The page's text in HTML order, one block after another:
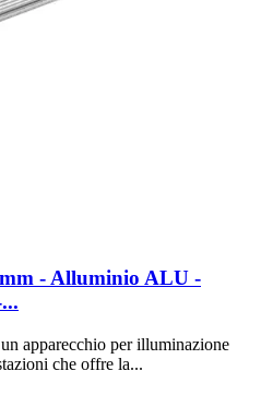
mm - Alluminio ALU -
apparecchio per illuminazione
che offre la...